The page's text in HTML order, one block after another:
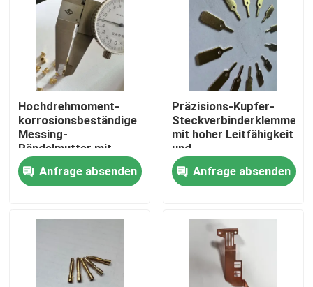
Hochdrehmoment-
korrosionsbeständige
Messing-
Rändelmutter mit
präzisen
Innengewinden für
Elektronik
Anfrage absenden
Präzisions-Kupfer-
Steckverbinderklemmen
mit hoher Leitfähigkeit
und
Korrosionsbeständigkeit
für kundenspezifische
OEM/ODM-
Anfrage absenden